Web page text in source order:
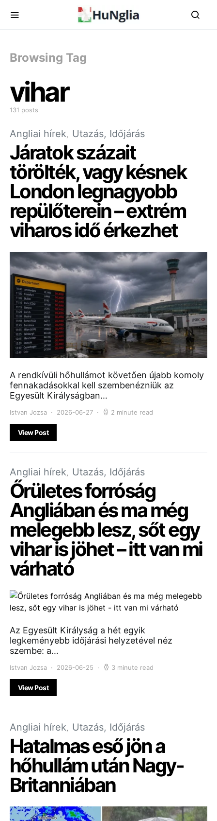
Browsing Tag
vihar
131 posts
Angliai hírek Utazás, Időjárás
Járatok százait
törölték, vagy késnek
London legnagyobb
repülőterein – extrém
viharos idő érkezhet
A rendkívüli hőhullámot követően újabb komoly
fennakadásokkal kell szembenézniük az
Egyesült Királyságban…
Istvan Jozsa 2026-06-27 2 minute read
View Post
Angliai hírek Utazás, Időjárás
Őrületes forróság
Angliában és ma még
melegebb lesz, sőt egy
vihar is jöhet – itt van mi
várható
Az Egyesült Királyság a hét egyik
legkeményebb időjárási helyzetével néz
szembe: a…
Istvan Jozsa 2026-06-25 3 minute read
View Post
Angliai hírek Utazás, Időjárás
Hatalmas eső jön a
hőhullám után Nagy-
Britanniában